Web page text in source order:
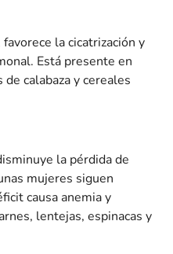
la cicatrización y
Está presente en
calabaza y cereales
la pérdida de
mujeres siguen
causa anemia y
lentejas, espinacas y